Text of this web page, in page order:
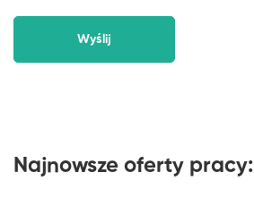
Najnowsze oferty pracy: